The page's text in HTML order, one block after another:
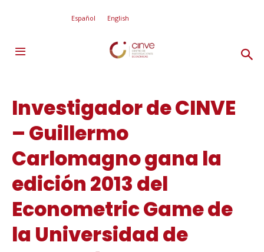
Español English
Investigador de CINVE
– Guillermo
Carlomagno gana la
edición 2013 del
Econometric Game de
la Universidad de